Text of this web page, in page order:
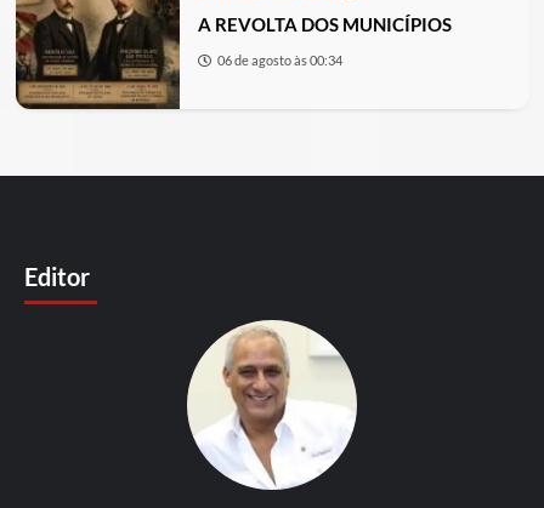
A REVOLTA DOS MUNICÍPIOS
06 de agosto às 00:34
Editor